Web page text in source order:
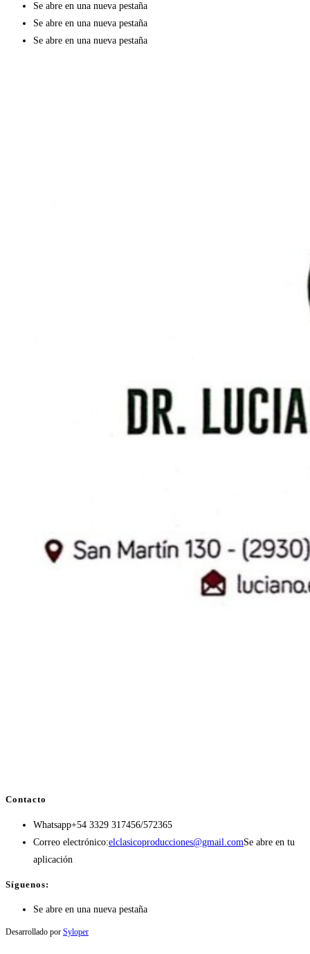
Se abre en una nueva pestaña
Se abre en una nueva pestaña
Se abre en una nueva pestaña
Contacto
Whatsapp+54 3329 317456/572365
Correo electrónico:elclasicoproducciones@gmail.comSe abre en tu
aplicación
Síguenos:
Se abre en una nueva pestaña
Desarrollado por Syloper